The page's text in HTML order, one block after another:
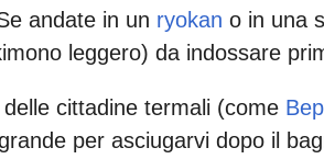
andate in un ryokan o in una
leggero) da indossare
cittadine termali (come
per asciugarvi dopo il